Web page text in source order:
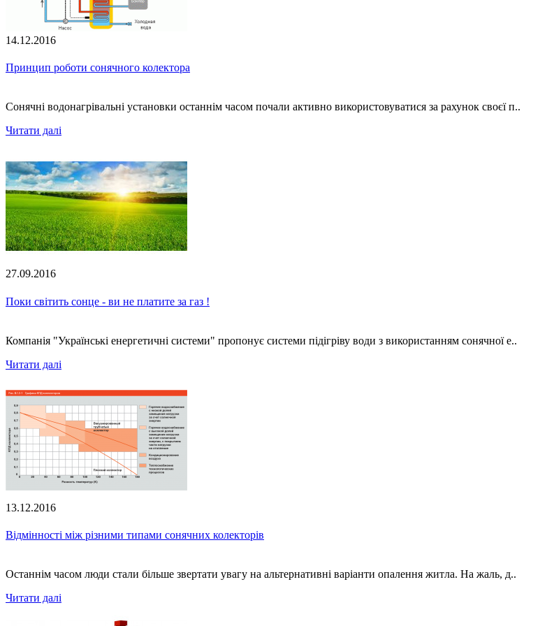
14.12.2016
Принцип роботи сонячного колектора
Сонячні водонагрівальні установки останнім часом почали активно використовуватися за рахунок своєї п..
Читати далі
27.09.2016
Поки світить сонце - ви не платите за газ !
Компанія "Українські енергетичні системи" пропонує системи підігріву води з використанням сонячної е..
Читати далі
13.12.2016
Відмінності між різними типами сонячних колекторів
Останнім часом люди стали більше звертати увагу на альтернативні варіанти опалення житла. На жаль, д..
Читати далі